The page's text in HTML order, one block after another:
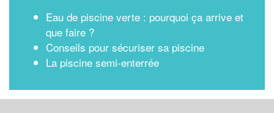
Eau de piscine verte : pourquoi ça arrive et
que faire ?
Conseils pour sécuriser sa piscine
La piscine semi-enterrée